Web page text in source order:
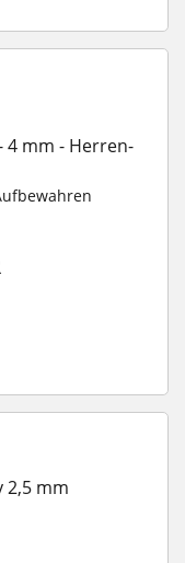
4 mm - Herren-
2,5 mm